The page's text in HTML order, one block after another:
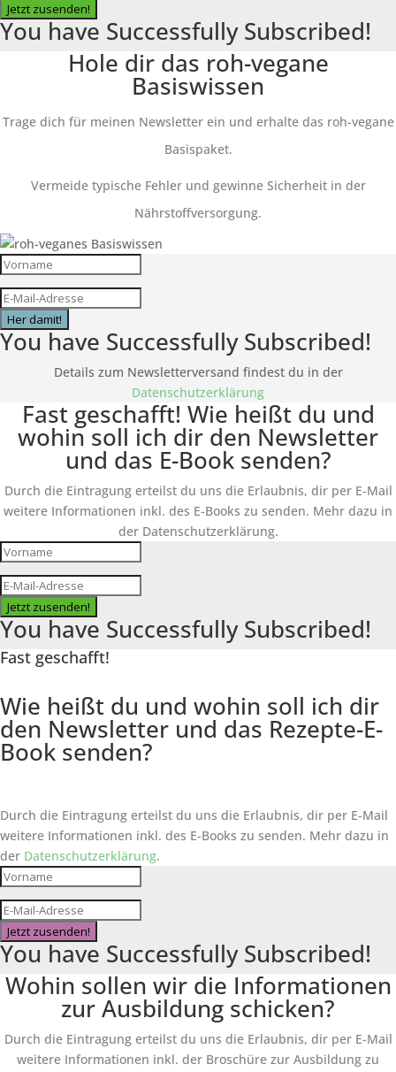
Jetzt zusenden!
You have Successfully Subscribed!
Hole dir das roh-vegane
Basiswissen
Trage dich für meinen Newsletter ein und erhalte das roh-vegane
Basispaket.
Vermeide typische Fehler und gewinne Sicherheit in der
Nährstoffversorgung.
Her damit!
You have Successfully Subscribed!
Details zum Newsletterversand findest du in der
Datenschutzerklärung
Fast geschafft! Wie heißt du und
wohin soll ich dir den Newsletter
und das E-Book senden?
Durch die Eintragung erteilst du uns die Erlaubnis, dir per E-Mail
weitere Informationen inkl. des E-Books zu senden. Mehr dazu in
der Datenschutzerklärung.
Jetzt zusenden!
You have Successfully Subscribed!
Fast geschafft!
Wie heißt du und wohin soll ich dir
den Newsletter und das Rezepte-E-
Book senden?
Durch die Eintragung erteilst du uns die Erlaubnis, dir per E-Mail
weitere Informationen inkl. des E-Books zu senden. Mehr dazu in
der Datenschutzerklärung.
Jetzt zusenden!
You have Successfully Subscribed!
Wohin sollen wir die Informationen
zur Ausbildung schicken?
Durch die Eintragung erteilst du uns die Erlaubnis, dir per E-Mail
weitere Informationen inkl. der Broschüre zur Ausbildung zu